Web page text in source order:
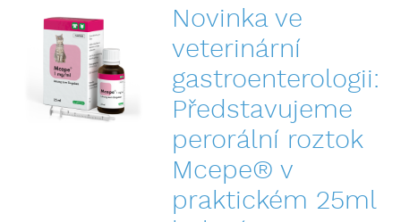
Novinka ve
veterinární
gastroenterologii:
Představujeme
perorální roztok
Mcepe® v
praktickém 25ml